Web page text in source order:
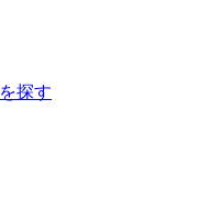
を探す